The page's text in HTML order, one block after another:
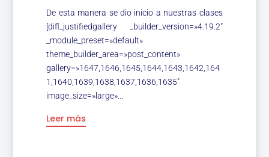
De esta manera se dio inicio a nuestras clases
[difl_justifiedgallery _builder_version=»4.19.2″
_module_preset=»default»
theme_builder_area=»post_content»
gallery=»1647,1646,1645,1644,1643,1642,164
1,1640,1639,1638,1637,1636,1635″
image_size=»large»...
Leer más